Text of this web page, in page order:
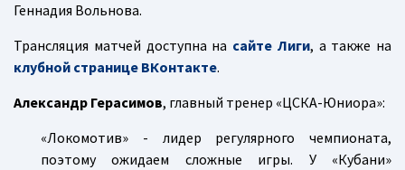
Геннадия Вольнова.
Трансляция матчей доступна на сайте Лиги, а также на
клубной странице ВКонтакте.
Александр Герасимов, главный тренер «ЦСКА-Юниора»:
«Локомотив» - лидер регулярного чемпионата,
поэтому ожидаем сложные игры. У «Кубани»